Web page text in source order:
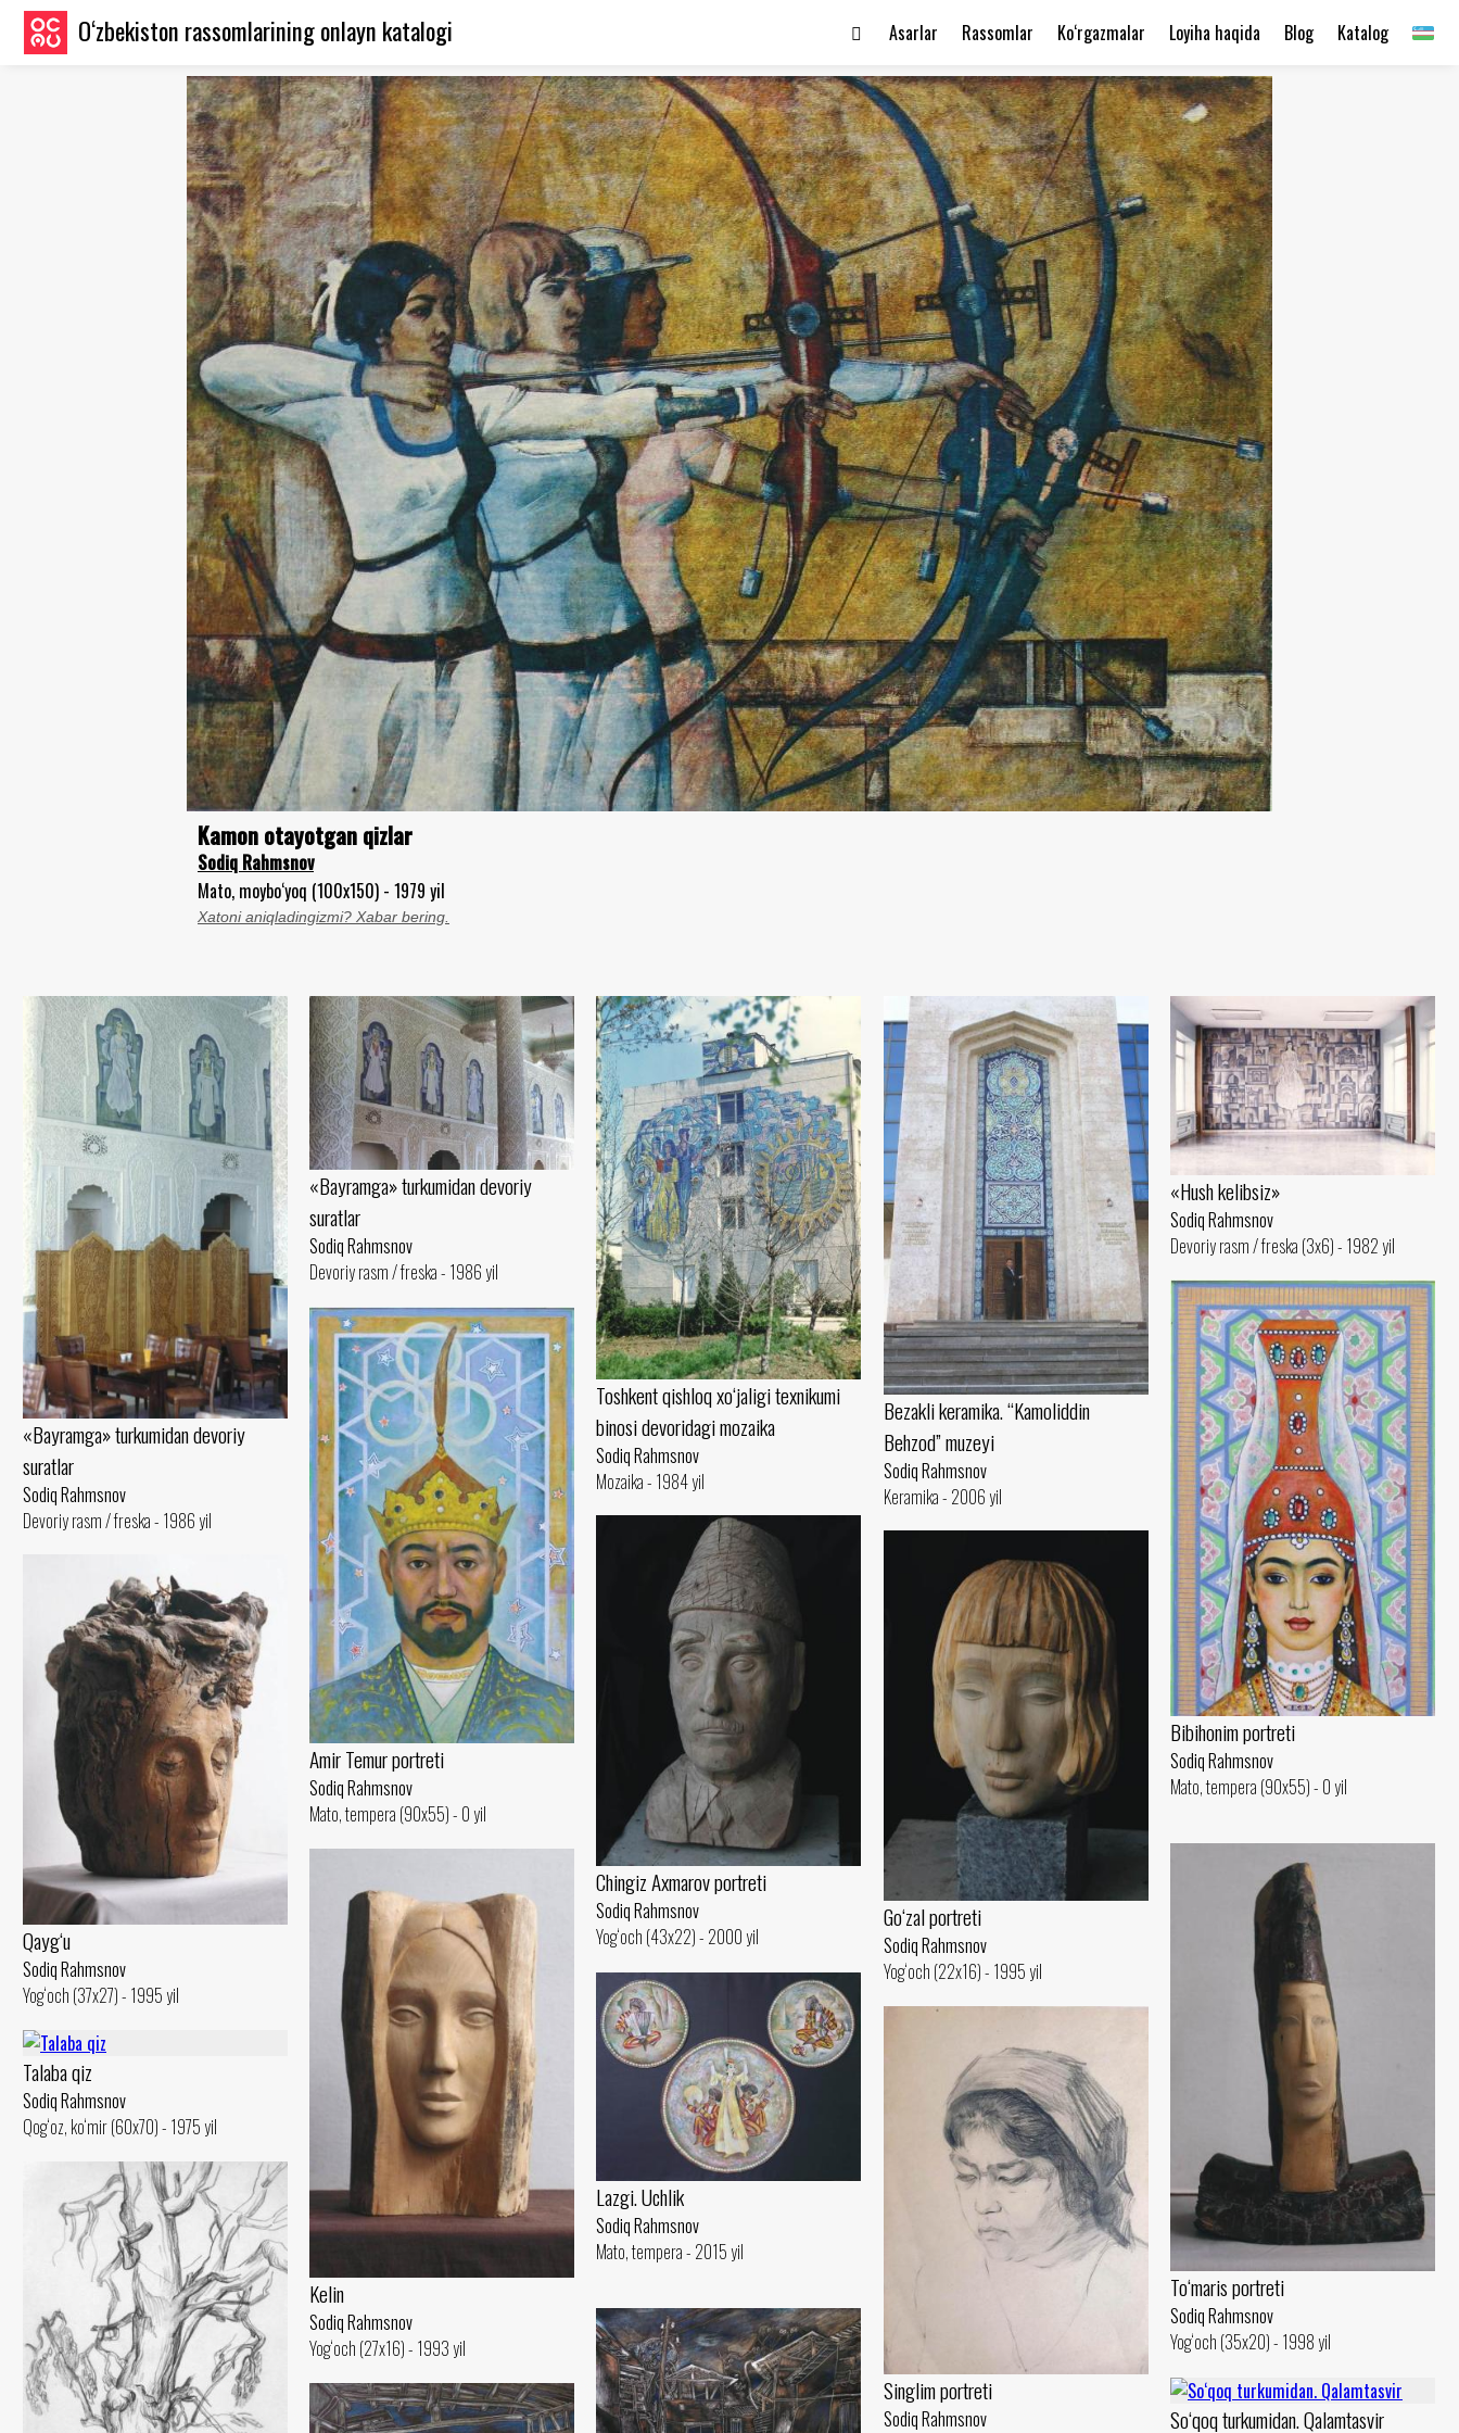
O‘zbekiston rassomlarining onlayn katalogi Katalog
Blog
Loyiha haqida
Ko‘rgazmalar
Rassomlar
Asarlar
Kamon otayotgan qizlar
Sodiq Rahmsnov
Mato, moybo‘yoq (100x150) - 1979 yil
Xatoni aniqladingizmi? Xabar bering.
«Bayramga» turkumidan devoriy
suratlar
Sodiq Rahmsnov
Devoriy rasm / freska - 1986 yil
«Bayramga» turkumidan devoriy
suratlar
Sodiq Rahmsnov
Devoriy rasm / freska - 1986 yil
Toshkent qishloq xo‘jaligi texnikumi
binosi devoridagi mozaika
Sodiq Rahmsnov
Mozaika - 1984 yil
Bezakli keramika. “Kamoliddin
Behzod” muzeyi
Sodiq Rahmsnov
Keramika - 2006 yil
«Hush kelibsiz»
Sodiq Rahmsnov
Devoriy rasm / freska (3x6) - 1982 yil
Bibihonim portreti
Sodiq Rahmsnov
Mato, tempera (90x55) - 0 yil
Amir Temur portreti
Sodiq Rahmsnov
Mato, tempera (90x55) - 0 yil
Chingiz Axmarov portreti
Sodiq Rahmsnov
Yog‘och (43x22) - 2000 yil
Go‘zal portreti
Sodiq Rahmsnov
Yog‘och (22x16) - 1995 yil
Qayg‘u
Sodiq Rahmsnov
Yog‘och (37x27) - 1995 yil
To‘maris portreti
Sodiq Rahmsnov
Yog‘och (35x20) - 1998 yil
Kelin
Sodiq Rahmsnov
Yog‘och (27x16) - 1993 yil
Lazgi. Uchlik
Sodiq Rahmsnov
Mato, tempera - 2015 yil
Singlim portreti
Sodiq Rahmsnov
Talaba qiz
Sodiq Rahmsnov
Qog‘oz, ko‘mir (60x70) - 1975 yil
So‘qoq turkumidan. Qalamtasvir